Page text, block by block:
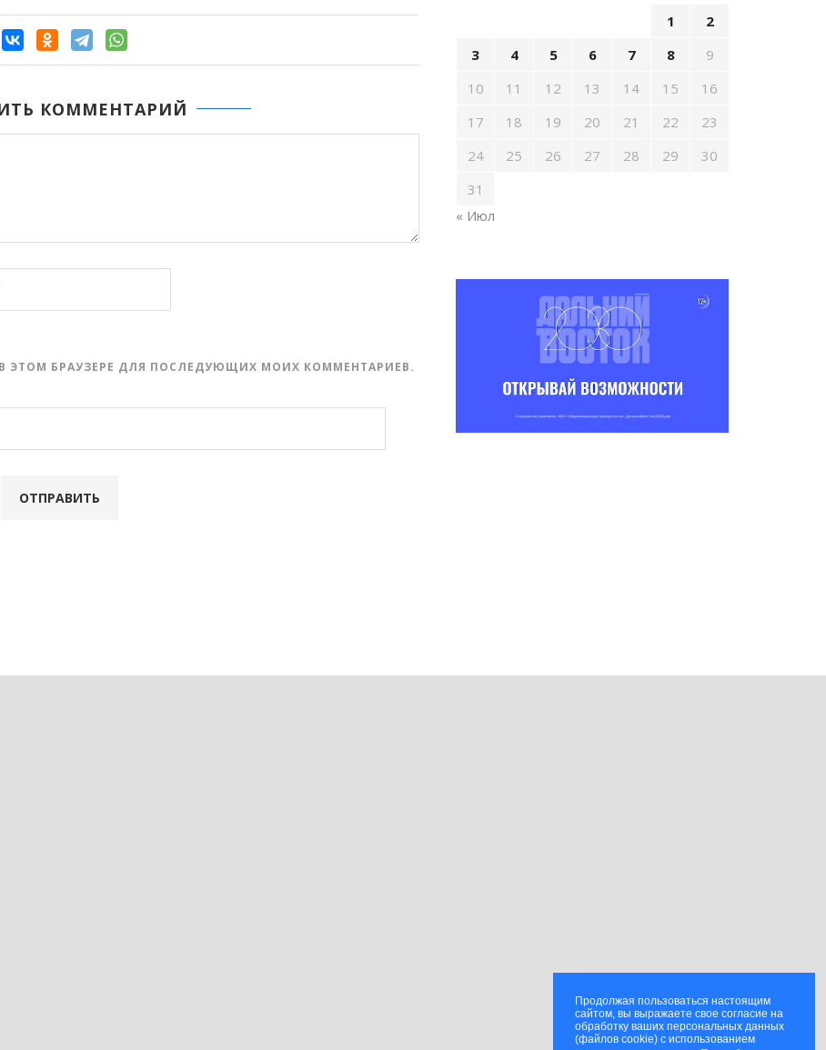
Продолжая пользоваться настоящим
сайтом, вы выражаете свое согласие на
обработку ваших персональных данных
(файлов cookie) с использованием
КОММЕНТАРИЙ
ЭТОМ БРАУЗЕРЕ ДЛЯ ПОСЛЕДУЮЩИХ МОИХ КОММЕНТАРИЕВ.
1
2
3
4 5 6 7 8
9
10
11 12 13 14 15
16
17
18 19 20 21 22
23
24
25 26 27 28 29
30
31
« Июл